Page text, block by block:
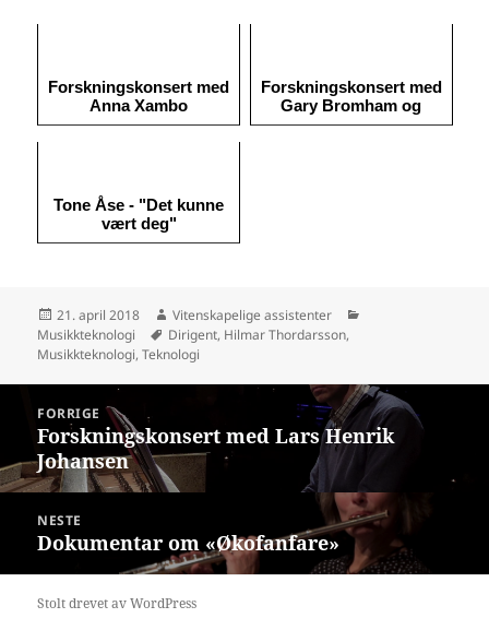
Forskningskonsert med
Anna Xambo
Forskningskonsert med
Gary Bromham og
Trond Engum
Tone Åse - "Det kunne
vært deg"
Publisert
21. april 2018 Forfatter
Vitenskapelige assistenter
Musikkteknologi
Stikkord
Dirigent, Hilmar Thordarsson,
Musikkteknologi,Teknologi
Innleggsnavigasjon
FORRIGE
Forrige
innlegg:
Forskningskonsert med Lars Henrik
Johansen
NESTE
Neste
innlegg:
Dokumentar om «Økofanfare»
Stolt drevet av WordPress